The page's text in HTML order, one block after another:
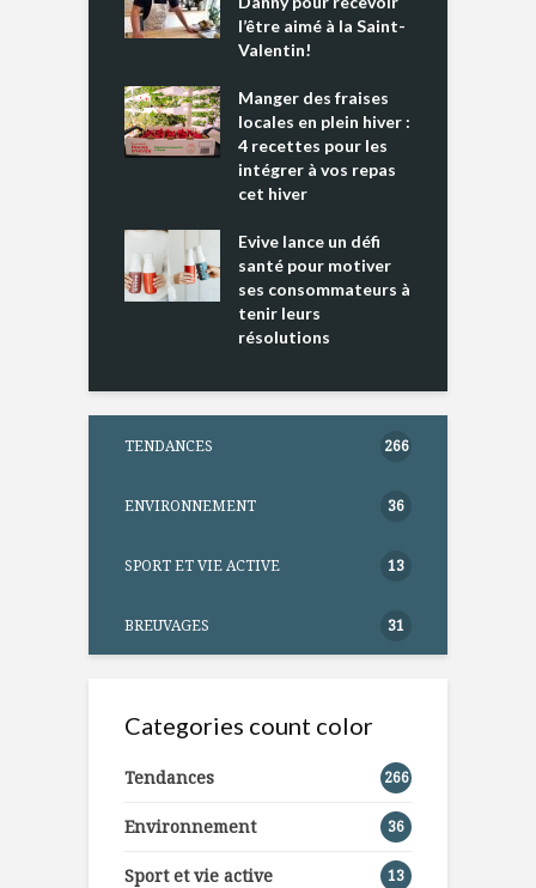
l’être aimé à la Saint-
Valentin!
Manger des fraises
locales en plein hiver :
4 recettes pour les
intégrer à vos repas
cet hiver
Evive lance un défi
santé pour motiver
ses consommateurs à
tenir leurs
résolutions
TENDANCES 266
ENVIRONNEMENT 36
SPORT ET VIE ACTIVE 13
BREUVAGES 31
Categories count color
Tendances 266
Environnement 36
Sport et vie active 13